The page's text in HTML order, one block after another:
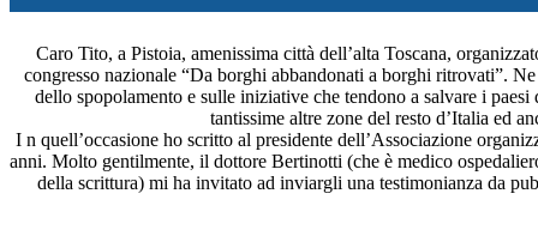
Caro Tito, a Pistoia, amenissima città dell’alta Toscana,
congresso nazionale “Da borghi abbandonati a borghi ritrovati”.
dello spopolamento e sulle iniziative che tendono a salvare i
tantissime altre zone del resto d’Italia ed
I n quell’occasione ho scritto al presidente dell’Associazione
anni. Molto gentilmente, il dottore Bertinotti (che è medico
della scrittura) mi ha invitato ad inviargli una testimonianza da